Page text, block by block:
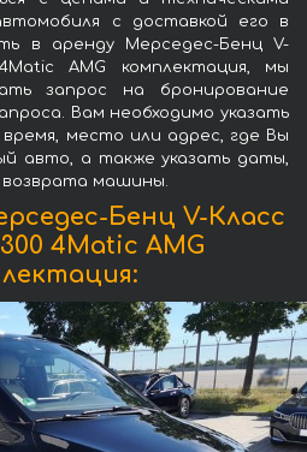
с доставкой его в
в аренду Мерседес-Бенц V-
AMG комплектация, мы
запрос на бронирование
Вам необходимо указать
место или адрес, где Вы
авто, а также указать даты,
возврата машины.
Бенц V-Класс
4Matic AMG